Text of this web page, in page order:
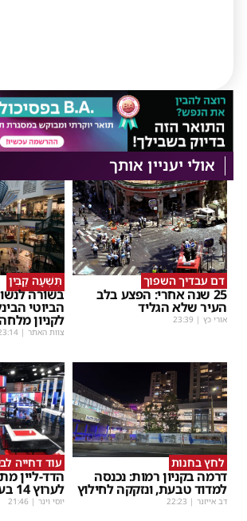
אולי יעניין אותך
דם עבדיך השפוך
25 שנה אחרי: הפצע בלב
העיר שלא הגליד
אורי כץ |
23:39
תִּשְׁעָה קַבִּין
בשורה
הביוטי
לקניון מלחה
צוות האתר |
לחץ בחנות
דרמה בקניון רמות: נכנסה
למדוד טבעת, ונזקקה לחילוץ
דב אייזנר |
22:23
עוד דחייה
הדד-ליין
לערוץ 14 בעיר?
יוסי וינר |
21:46